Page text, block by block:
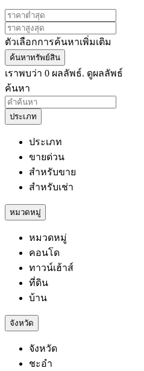
ตัวเลือกการค้นหาเพิ่มเติม
ค้นหาทรัพย์สิน
เราพบว่า 0 ผลลัพธ์. ดูผลลัพธ์
ค้นหา
ประเภท
ประเภท
ขายด่วน
สำหรับขาย
สำหรับเช่า
หมวดหมู่
หมวดหมู่
คอนโด
ทาวน์เฮ้าส์
ที่ดิน
บ้าน
จังหวัด
จังหวัด
ชะอำ